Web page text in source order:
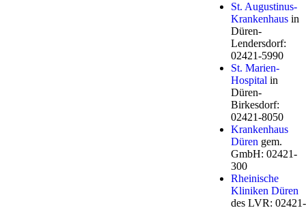
St. Augustinus-
Krankenhausin
Düren-
Lendersdorf:
02421-5990
St. Marien-
Hospital in
Düren-
Birkesdorf:
02421-8050
Krankenhaus
Düren gem.
GmbH: 02421-
300
Rheinische
Kliniken Düren
des LVR: 02421-